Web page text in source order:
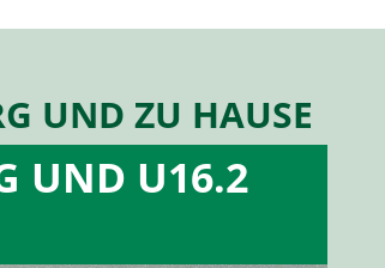
UND ZU HAUSE
UND U16.2